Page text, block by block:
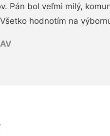
Pán bol veľmi milý,
hodnotím na